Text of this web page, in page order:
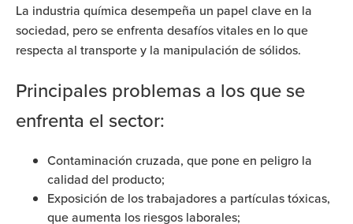
La industria química desempeña un papel clave en la
sociedad, pero se enfrenta desafíos vitales en lo que
respecta al transporte y la manipulación de sólidos.
Principales problemas a los que se
enfrenta el sector:
Contaminación cruzada, que pone en peligro la
calidad del producto;
Exposición de los trabajadores a partículas tóxicas,
que aumenta los riesgos laborales;